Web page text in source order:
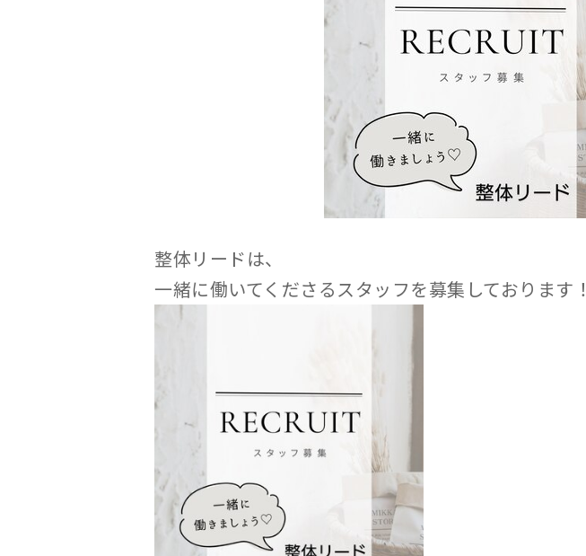
整体リードは、
一緒に働いてくださるスタッフを募集しております！